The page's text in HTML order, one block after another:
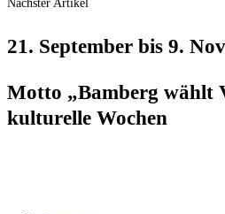
Nächster Artikel
21. Sep­tem­ber bis 9.
Mot­to „Bam­berg
kul­tu­rel­le Wochen